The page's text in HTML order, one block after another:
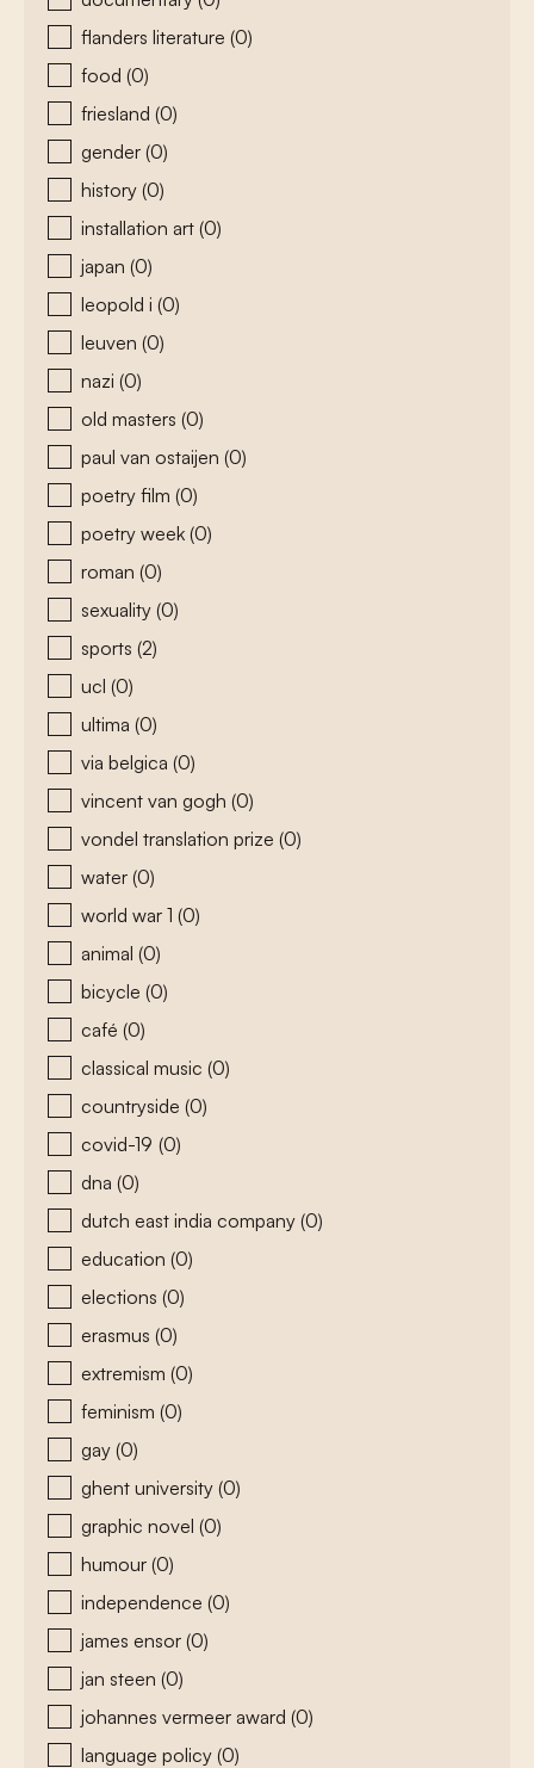
flanders literature (0)
food (0)
friesland (0)
gender (0)
history (0)
installation art (0)
japan (0)
leopold i (0)
leuven (0)
nazi (0)
old masters (0)
paul van ostaijen (0)
poetry film (0)
poetry week (0)
roman (0)
sexuality (0)
sports (2)
ucl (0)
ultima (0)
via belgica (0)
vincent van gogh (0)
vondel translation prize (0)
water (0)
world war 1 (0)
animal (0)
bicycle (0)
café (0)
classical music (0)
countryside (0)
covid-19 (0)
dna (0)
dutch east india company (0)
education (0)
elections (0)
erasmus (0)
extremism (0)
feminism (0)
gay (0)
ghent university (0)
graphic novel (0)
humour (0)
independence (0)
james ensor (0)
jan steen (0)
johannes vermeer award (0)
language policy (0)